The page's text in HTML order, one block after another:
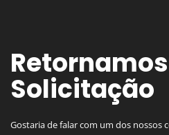
Solicitação
Gostaria de falar com um dos nossos